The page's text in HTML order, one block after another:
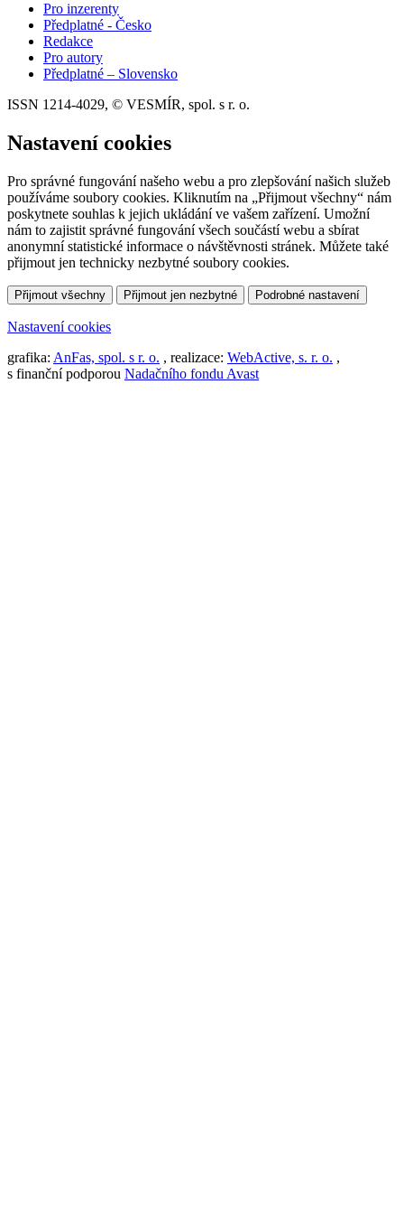
Pro inzerenty
Předplatné - Česko
Redakce
Pro autory
Předplatné – Slovensko
ISSN 1214-4029, © VESMÍR, spol. s r. o.
Nastavení cookies
Pro správné fungování našeho webu a pro zlepšování našich služeb
používáme soubory cookies. Kliknutím na „Přijmout všechny“ nám
poskytnete souhlas k jejich ukládání ve vašem zařízení. Umožní
nám to zajistit správné fungování všech součástí webu a sbírat
anonymní statistické informace o návštěvnosti stránek. Můžete také
přijmout jen technicky nezbytné soubory cookies.
Přijmout všechny Přijmout jen nezbytné Podrobné nastavení
Nastavení cookies
grafika: AnFas, spol. s r. o. , realizace: WebActive, s. r. o. ,
s finanční podporou Nadačního fondu Avast